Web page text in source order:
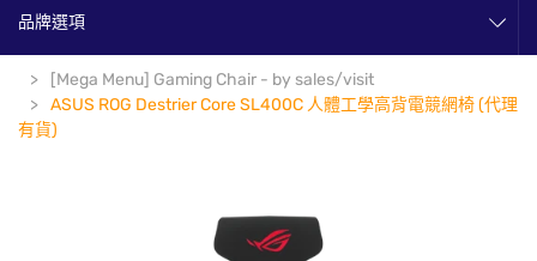
品牌選項
[Mega Menu] Gaming Chair - by sales/visit
ASUS ROG Destrier Core SL400C 人體工學高背電競網椅 (代理
有貨)